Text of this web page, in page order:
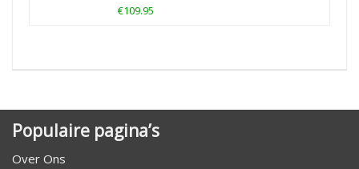
€109.95
Populaire pagina’s
Over Ons